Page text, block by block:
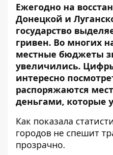
Ежегодно на
Донецкой и
государство
гривен. Во многих
местные бюджеты
увеличились.
интересно
распоряжаются
деньгами, которые
Как показала
городов не спешит
прозрачно.